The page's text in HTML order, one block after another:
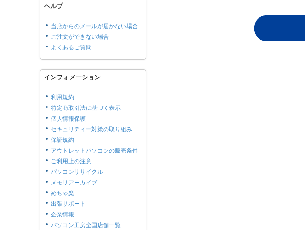
ヘルプ
当店からのメールが届かない場合
ご注文ができない場合
よくあるご質問
インフォメーション
利用規約
特定商取引法に基づく表示
個人情報保護
セキュリティー対策の取り組み
保証規約
アウトレットパソコンの販売条件
ご利用上の注意
パソコンリサイクル
メモリアーカイブ
めちゃ楽
出張サポート
企業情報
パソコン工房全国店舗一覧